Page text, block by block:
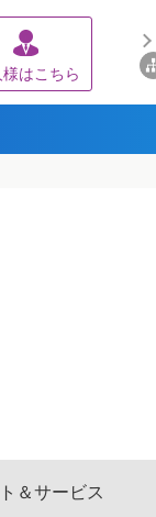
はこちら
＆サービス